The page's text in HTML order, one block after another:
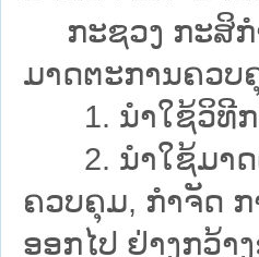
ກະຊວງ ກະສິກ
ມາດຕະການຄວບ
1. ນຳໃຊ້ວິທີກ
2. ນຳໃຊ້ມາດຕ
ຄວບຄຸມ, ກຳຈັດ
ອອກໄປ ຢ່າງກວ້າ